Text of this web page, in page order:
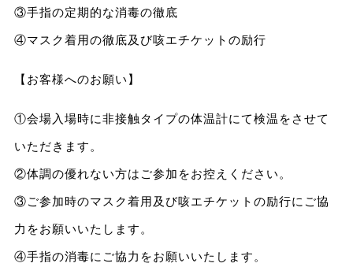
③手指の定期的な消毒の徹底
④マスク着用の徹底及び咳エチケットの励行
【お客様へのお願い】
①会場入場時に非接触タイプの体温計にて検温をさせて
いただきます。
②体調の優れない方はご参加をお控えください。
③ご参加時のマスク着用及び咳エチケットの励行にご協
力をお願いいたします。
④手指の消毒にご協力をお願いいたします。